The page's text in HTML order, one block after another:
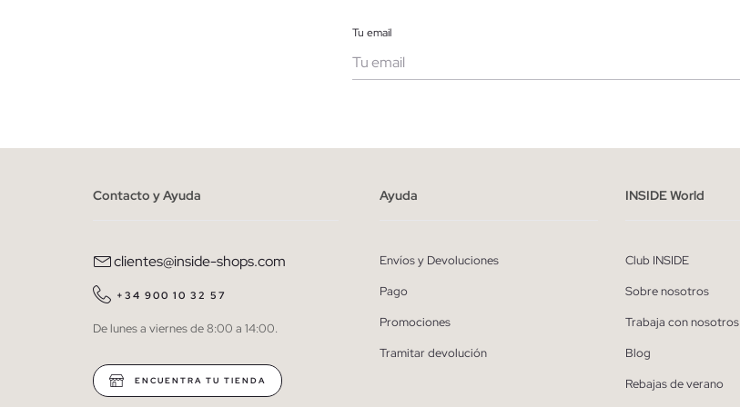
Tu email
* Puedes cancelar la suscripción en cualquier momento.
Contacto y Ayuda
clientes@inside-shops.com
+34 900 10 32 57
De lunes a viernes de 8:00 a 14:00.
ENCUENTRA TU TIENDA
Ayuda
Envíos y Devoluciones
Pago
Promociones
Tramitar devolución
INSIDE World
Club INSIDE
Sobre nosotros
Trabaja con nosotros
Blog
Rebajas de verano